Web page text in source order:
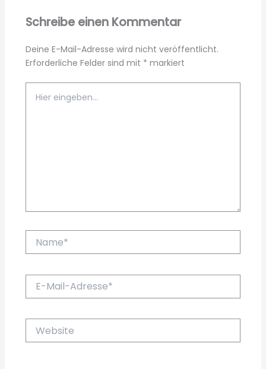
Schreibe einen Kommentar
Deine E-Mail-Adresse wird nicht veröffentlicht.
Erforderliche Felder sind mit * markiert
eingeben…
Mail-
Website